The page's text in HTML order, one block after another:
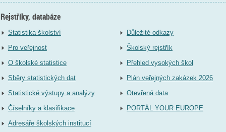
Rejstříky, databáze
Statistika školství
Pro veřejnost
O školské statistice
Sběry statistických dat
Statistické výstupy a analýzy
Číselníky a klasifikace
Adresáře školských institucí
Důležité odkazy
Školský rejstřík
Přehled vysokých škol
Plán veřejných zakázek 2026
Otevřená data
PORTÁL YOUR EUROPE